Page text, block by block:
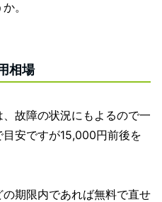
。
相場
故障の状況にもよるので一
安ですが15,000円前後を
期限内であれば無料で直せ